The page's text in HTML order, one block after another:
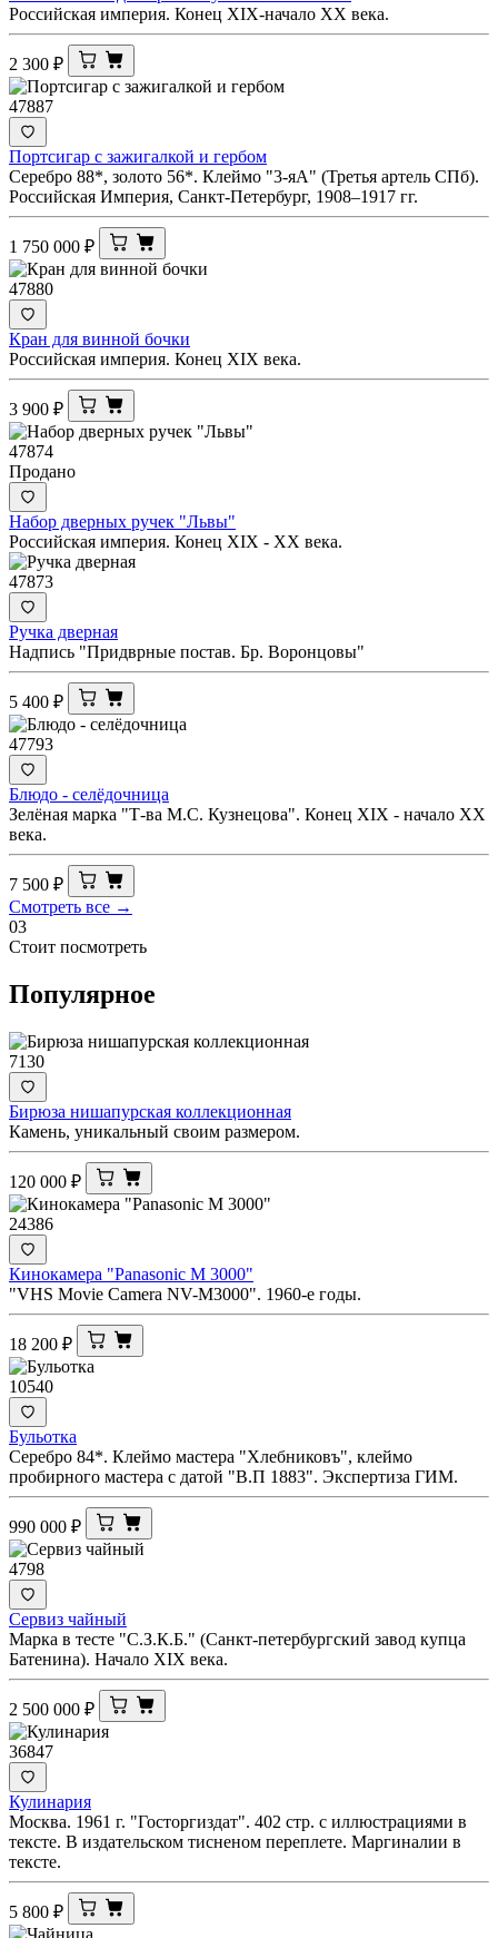
Российская империя. Конец XIX-начало ХХ века.
2 300 ₽
47887
Портсигар с зажигалкой и гербом
Серебро 88*, золото 56*. Клеймо "3-яА" (Третья артель СПб).
Российская Империя, Санкт-Петербург, 1908–1917 гг.
1 750 000 ₽
47880
Кран для винной бочки
Российская империя. Конец XIX века.
3 900 ₽
47874
Продано
Набор дверных ручек "Львы"
Российская империя. Конец XIX - ХХ века.
47873
Ручка дверная
Надпись "Придврные постав. Бр. Воронцовы"
5 400 ₽
47793
Блюдо - селёдочница
Зелёная марка "Т-ва М.С. Кузнецова". Конец XIX - начало ХХ
века.
7 500 ₽
Смотреть все →
03
Стоит посмотреть
Популярное
7130
Бирюза нишапурская коллекционная
Камень, уникальный своим размером.
120 000 ₽
24386
Кинокамера "Panasonic M 3000"
"VHS Movie Camera NV-M3000". 1960-е годы.
18 200 ₽
10540
Бульотка
Серебро 84*. Клеймо мастера "Хлебниковъ", клеймо
пробирного мастера с датой "В.П 1883". Экспертиза ГИМ.
990 000 ₽
4798
Сервиз чайный
Марка в тесте "С.З.К.Б." (Санкт-петербургский завод купца
Батенина). Начало XIX века.
2 500 000 ₽
36847
Кулинария
Москва. 1961 г. "Госторгиздат". 402 стр. с иллюстрациями в
тексте. В издательском тисненом переплете. Маргиналии в
тексте.
5 800 ₽